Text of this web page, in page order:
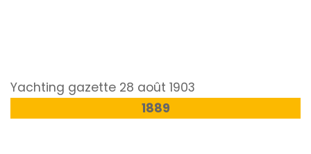
Yachting gazette 28 août 1903
1889